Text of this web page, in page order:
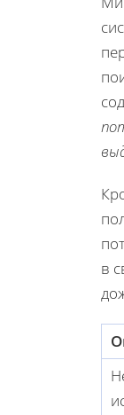
в